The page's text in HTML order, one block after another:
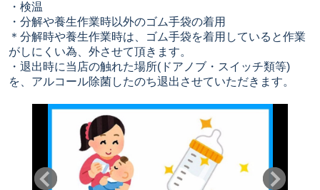
・検温
・分解や養生作業時以外のゴム手袋の着用
＊分解時や養生作業時は、ゴム手袋を着用していると作業
がしにくい為、外させて頂きます。
・退出時に当店の触れた場所(ドアノブ・スイッチ類等)
を、アルコール除菌したのち退出させていただきます。